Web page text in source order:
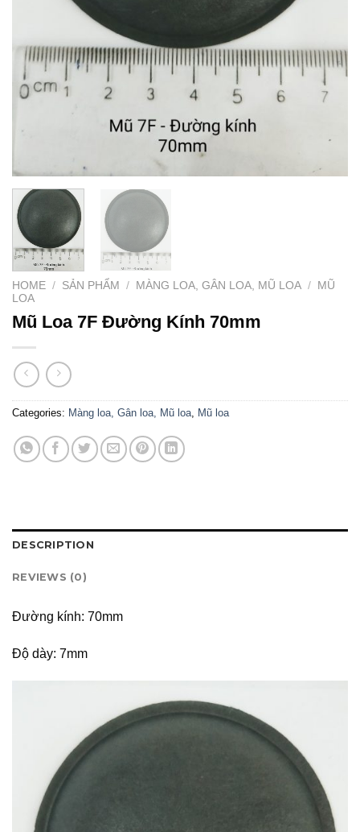
HOME / SẢN PHẨM / MÀNG LOA, GÂN LOA, MŨ LOA / MŨ
LOA
Mũ Loa 7F Đường Kính 70mm
Categories: Màng loa, Gân loa, Mũ loa, Mũ loa
DESCRIPTION
REVIEWS (0)
Đường kính: 70mm
Độ dày: 7mm